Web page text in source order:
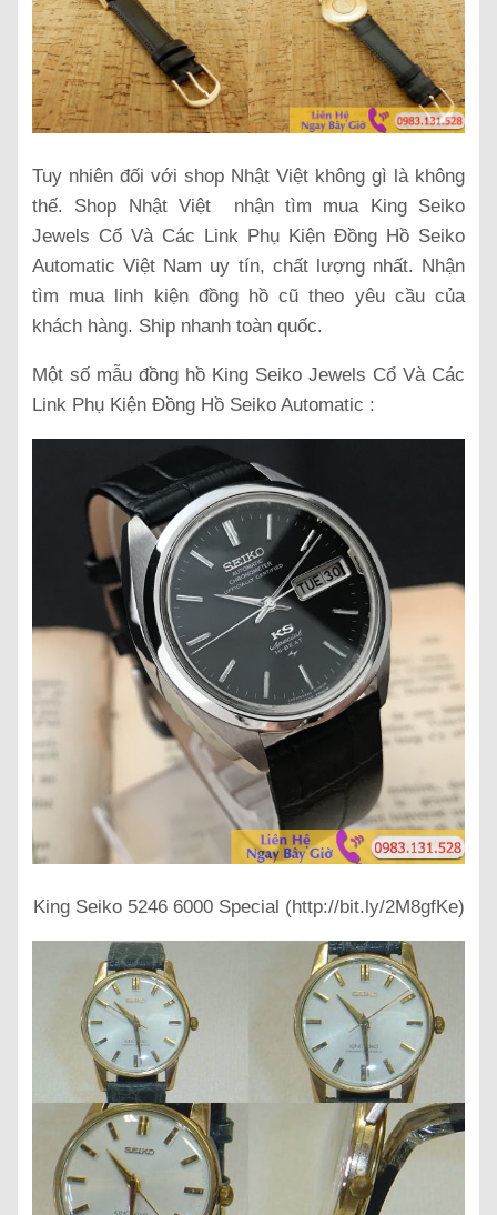
Tuy nhiên đối với shop Nhật Việt không gì là không
thế. Shop Nhật Việt nhận tìm mua King Seiko
Jewels Cổ Và Các Link Phụ Kiện Đồng Hồ Seiko
Automatic Việt Nam uy tín, chất lượng nhất. Nhận
tìm mua linh kiện đồng hồ cũ theo yêu cầu của
khách hàng. Ship nhanh toàn quốc.
Một số mẫu đồng hồ King Seiko Jewels Cổ Và Các
Link Phụ Kiện Đồng Hồ Seiko Automatic :
King Seiko 5246 6000 Special (http://bit.ly/2M8gfKe)